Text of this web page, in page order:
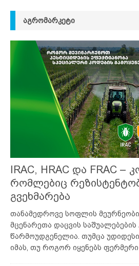
ᲐᲒᲠᲝᲛᲐᲠᲙᲔᲢᲘ
IRAC, HRAC და FRAC –
რომლებიც
გვეხმარება
თანამედროვე სოფლის
მცენარეთა დაცვის საშუალებების
წარმოუდგენელია. თუმცა
იმას, თუ როგორ იყენებს ფერმერი